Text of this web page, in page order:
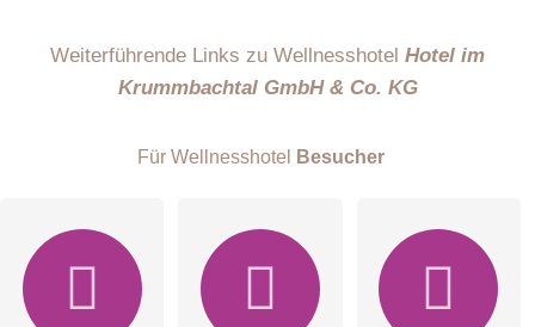
Weiterführende Links zu Wellnesshotel Hotel im
Krummbachtal GmbH & Co. KG
Für Wellnesshotel Besucher